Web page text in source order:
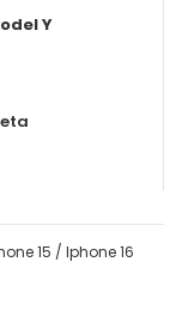
15 / Iphone 16